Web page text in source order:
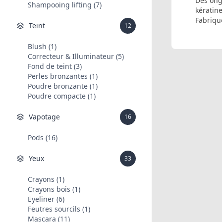
Shampooing lifting (7)
Teint 12
Blush (1)
Correcteur & Illuminateur (5)
Fond de teint (3)
Perles bronzantes (1)
Poudre bronzante (1)
Poudre compacte (1)
Vapotage 16
Pods (16)
Yeux 33
Crayons (1)
Crayons bois (1)
Eyeliner (6)
Feutres sourcils (1)
Mascara (11)